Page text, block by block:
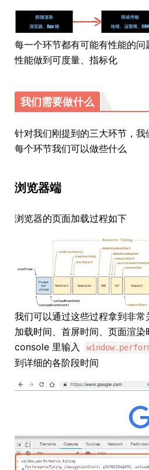
每一个环节都有可能有性能的
性能做到可度量、指标化
我们需要做什么
针对我们刚提到的三大环节，
每个环节我们可以做些什么
浏览器端
浏览器的页面加载过程如下
我们可以通过这些过程拿到非
加载时间、首屏时间、页面渲
console 里输入
到详细的各阶段时间